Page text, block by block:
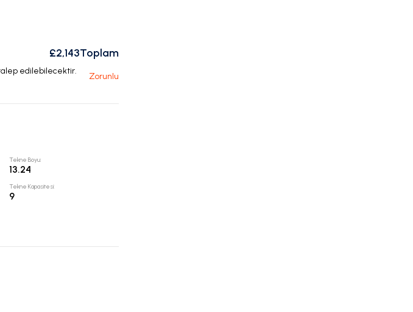
£2,143Toplam
edilebilecektir.
Zorunlu
Tekne Boyu:
13.24
Tekne Kapasitesi:
9